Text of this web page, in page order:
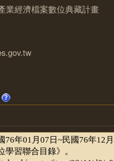
業經濟檔案數位典藏計畫